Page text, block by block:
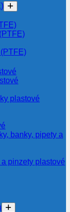
plastové
banky, pipety a
pinzety plastové